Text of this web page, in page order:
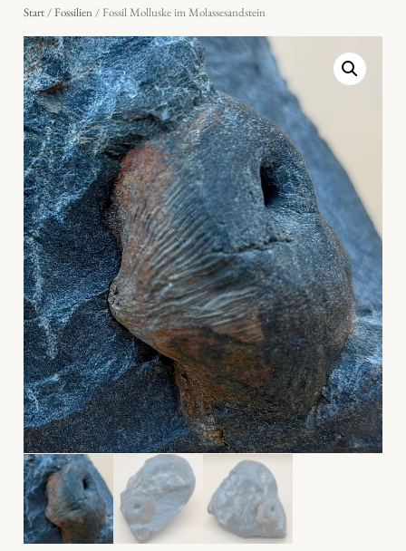
Start/Fossilien/ Fossil Molluske im Molassesandstein